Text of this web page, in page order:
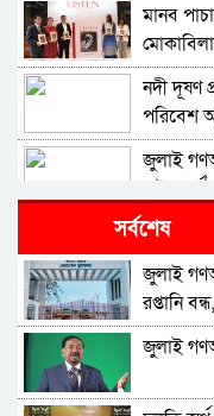
মানব
নদী দূষণ
পরিবেশ
জুলাই
রাষ্ট্র
কফিল
অধীনে
সৌদি
মন্ত্রীর
জনসেবার
শৃঙ্খলা
সর্বশেষ
জুলাই
রপ্তানি
জুলাই